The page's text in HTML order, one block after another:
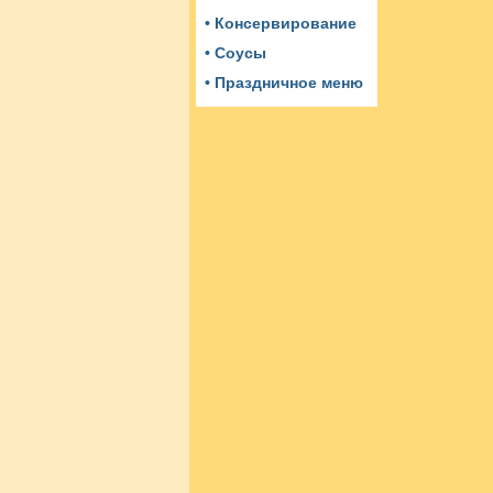
• Консервирование
• Соусы
• Праздничное меню